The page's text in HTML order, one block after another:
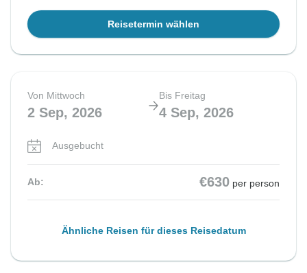
Reisetermin wählen
Von Mittwoch
2 Sep, 2026
Bis Freitag
4 Sep, 2026
Ausgebucht
Ab: €630 per person
Ähnliche Reisen für dieses Reisedatum